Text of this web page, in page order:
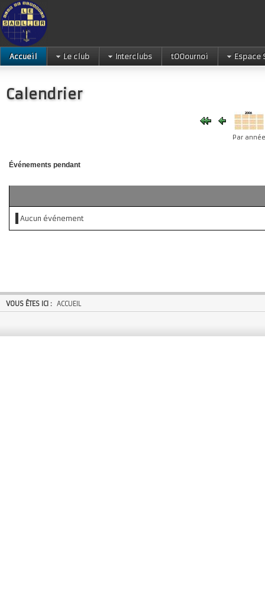
Accueil Le club Interclubs tOOournoi Espace
Calendrier
Par année
Événements pendant
Aucun événement
VOUS ÊTES ICI : ACCUEIL